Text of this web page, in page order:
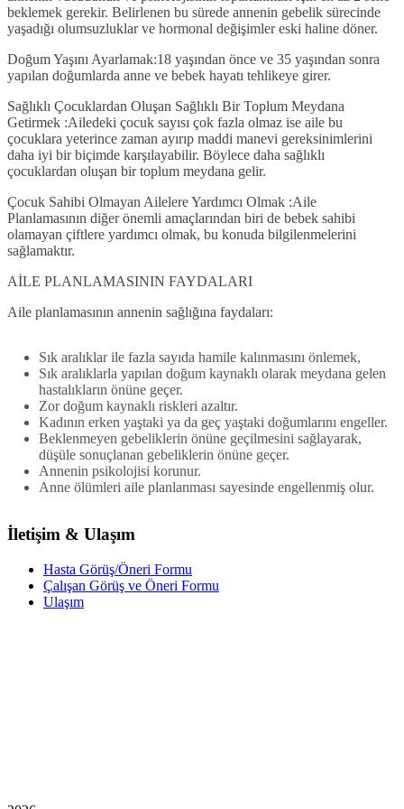
beklemek gerekir. Belirlenen bu sürede annenin gebelik sürecinde
yaşadığı olumsuzluklar ve hormonal değişimler eski haline döner.
Doğum Yaşını Ayarlamak:18 yaşından önce ve 35 yaşından sonra
yapılan doğumlarda anne ve bebek hayatı tehlikeye girer.
Sağlıklı Çocuklardan Oluşan Sağlıklı Bir Toplum Meydana
Getirmek :Ailedeki çocuk sayısı çok fazla olmaz ise aile bu
çocuklara yeterince zaman ayırıp maddi manevi gereksinimlerini
daha iyi bir biçimde karşılayabilir. Böylece daha sağlıklı
çocuklardan oluşan bir toplum meydana gelir.
Çocuk Sahibi Olmayan Ailelere Yardımcı Olmak :Aile
Planlamasının diğer önemli amaçlarından biri de bebek sahibi
olamayan çiftlere yardımcı olmak, bu konuda bilgilenmelerini
sağlamaktır.
AİLE PLANLAMASININ FAYDALARI
Aile planlamasının annenin sağlığına faydaları:
Sık aralıklar ile fazla sayıda hamile kalınmasını önlemek,
Sık aralıklarla yapılan doğum kaynaklı olarak meydana gelen
hastalıkların önüne geçer.
Zor doğum kaynaklı riskleri azaltır.
Kadının erken yaştaki ya da geç yaştaki doğumlarını engeller.
Beklenmeyen gebeliklerin önüne geçilmesini sağlayarak,
düşüle sonuçlanan gebeliklerin önüne geçer.
Annenin psikolojisi korunur.
Anne ölümleri aile planlanması sayesinde engellenmiş olur.
İletişim & Ulaşım
Hasta Görüş/Öneri Formu
Çalışan Görüş ve Öneri Formu
Ulaşım